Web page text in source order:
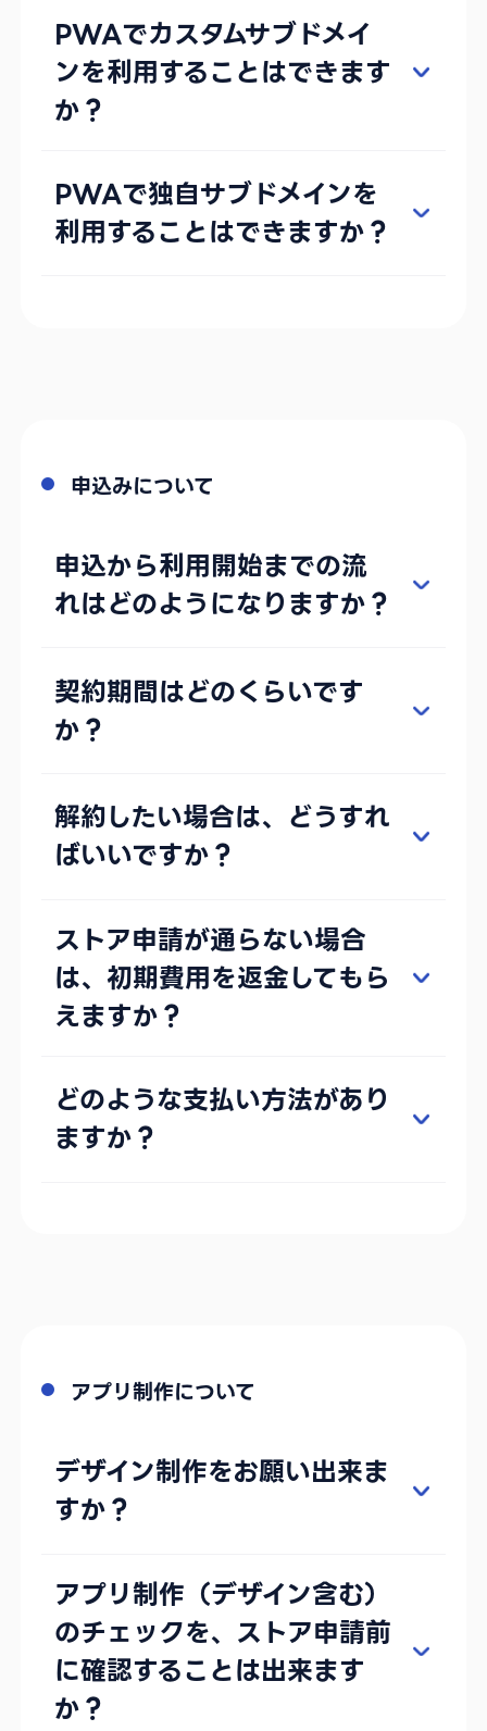
PWAでカスタムサブドメイ
ンを利用することはできます
か？
PWAで独自サブドメインを
利用することはできますか？
申込みについて
申込から利用開始までの流
れはどのようになりますか？
契約期間はどのくらいです
か？
解約したい場合は、どうすれ
ばいいですか？
ストア申請が通らない場合
は、初期費用を返金してもら
えますか？
どのような支払い方法があり
ますか？
アプリ制作について
デザイン制作をお願い出来ま
すか？
アプリ制作（デザイン含む）
のチェックを、ストア申請前
に確認することは出来ます
か？